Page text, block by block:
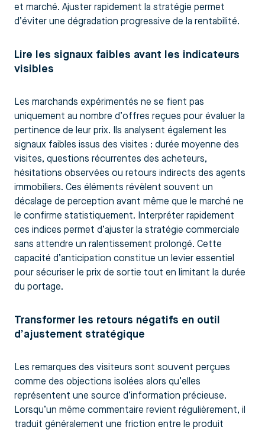
et marché. Ajuster rapidement la stratégie permet
d’éviter une dégradation progressive de la rentabilité.
Lire les signaux faibles avant les indicateurs
visibles
Les marchands expérimentés ne se fient pas
uniquement au nombre d’offres reçues pour évaluer la
pertinence de leur prix. Ils analysent également les
signaux faibles issus des visites : durée moyenne des
visites, questions récurrentes des acheteurs,
hésitations observées ou retours indirects des agents
immobiliers. Ces éléments révèlent souvent un
décalage de perception avant même que le marché ne
le confirme statistiquement. Interpréter rapidement
ces indices permet d’ajuster la stratégie commerciale
sans attendre un ralentissement prolongé. Cette
capacité d’anticipation constitue un levier essentiel
pour sécuriser le prix de sortie tout en limitant la durée
du portage.
Transformer les retours négatifs en outil
d’ajustement stratégique
Les remarques des visiteurs sont souvent perçues
comme des objections isolées alors qu’elles
représentent une source d’information précieuse.
Lorsqu’un même commentaire revient régulièrement, il
traduit généralement une friction entre le produit